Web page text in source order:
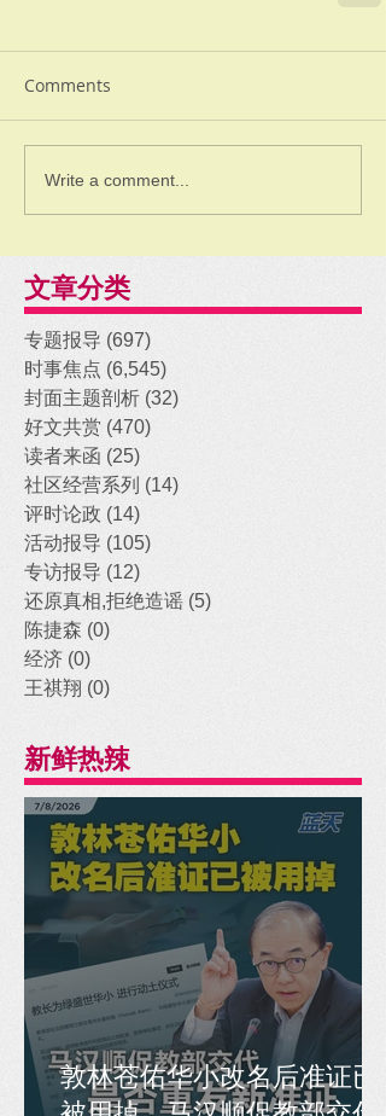
Comments
Write a comment...
文章分类
专题报导 (697)
时事焦点 (6,545)
封面主题剖析 (32)
好文共赏 (470)
读者来函 (25)
社区经营系列 (14)
评时论政 (14)
活动报导 (105)
专访报导 (12)
还原真相,拒绝造谣 (5)
陈捷森 (0)
经济 (0)
王祺翔 (0)
新鲜热辣
敦林苍佑华小改名后准证已